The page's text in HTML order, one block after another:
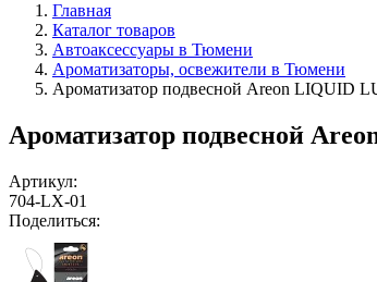
Главная
Каталог товаров
Автоаксессуары в Тюмени
Ароматизаторы, освежители в Тюмени
Ароматизатор подвесной Areon LIQUID
Ароматизатор подвесной
Артикул:
704-LX-01
Поделиться: